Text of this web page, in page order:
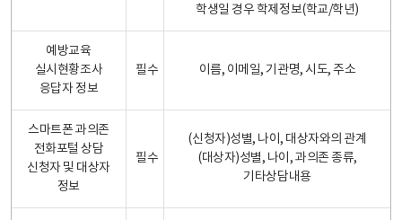
학생일 경우 학제정보(학교/학년)
예방교육
실시현황조사
응답자 정보
필수 이름, 이메일, 기관명, 시도, 주소
스마트폰 과의존
전화포털 상담
신청자 및 대상자
정보
필수
(신청자)성별, 나이, 대상자와의 관계
(대상자)성별, 나이, 과의존 종류,
기타상담내용